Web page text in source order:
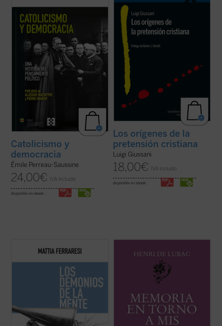
Iglesia respondió a la democracia liberal,
un sistema para el que no ... (ver ficha)
Catolicismo y
democracia
Émile Perreau-Saussine
24,00€ IVA incluido
disponible en ebook:
del cristianismo: su pretensión única e
irreductible.Los orígenes de la pretensión
cristiana
no es un tratado teológico, sino
una propuesta ... (ver ficha)
Los orígenes de la
pretensión cristiana
Luigi Giussani
18,00€ IVA incluido
disponible en ebook:
sociales como fábricas de certezas
Kennedy o los hombres murciélago en la
Luna, Ferraresi nos enfrenta con humor y
lucidez al caos de un mundo en el que ya no
primeros veinte años yMemoria en torno a
. Ambas Memorias nos
permiten conocer la vida y la obra de Henri
de Lubac desde su nacimiento en 1896
hasta el final de su período militar ...